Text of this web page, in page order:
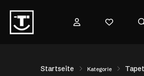
Startseite Kategorie